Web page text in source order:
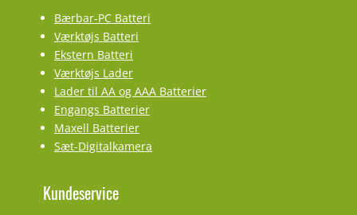
Bærbar-PC Batteri
Værktøjs Batteri
Ekstern Batteri
Værktøjs Lader
Lader til AA og AAA Batterier
Engangs Batterier
Maxell Batterier
Sæt-Digitalkamera
Kundeservice